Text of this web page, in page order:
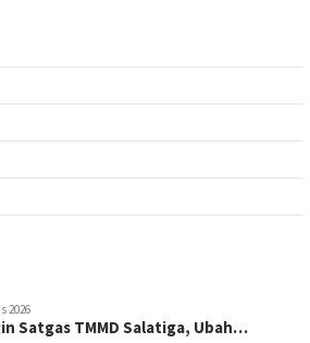
2026
Satgas TMMD Salatiga, Ubah…